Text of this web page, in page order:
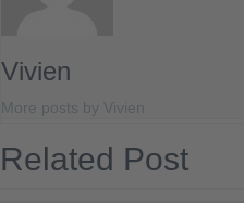
Vivien
More posts by Vivien
Related Post